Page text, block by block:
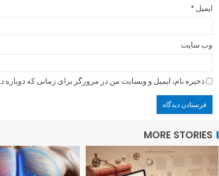
ایمیل *
وب‌ سایت
ذخیره نام، ایمیل و وبسایت من در مرورگر برای زمانی که دوباره
MORE STORIES